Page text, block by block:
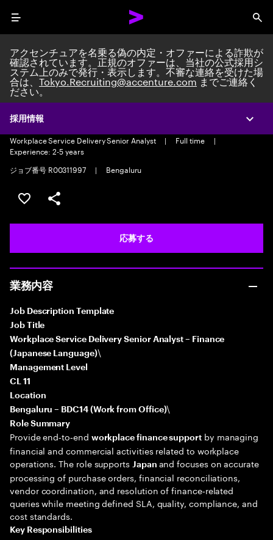
Menu
採用情報
アクセンチュアを名乗る偽の内定・オファーによる詐欺が
確認されています。正規のオファーは、当社の公式採用シ
ステム上のみで発行・表示します。不審な連絡を受けた場
合は、Tokyo.Recruiting@accenture.comまでご連絡く
ださい。
Workplace Service Delivery
Senior Analyst – Japanese
Workplace Service Delivery Senior Analyst | Full time
|
Experience: 2-5 years
ジョブ番号 R00311997
| Bengaluru
ポジションを保存する 【首都圏エリア】契約社員（給
シェア
応募する
業務内容
Job Description Template
Job Title
Workplace Service Delivery Senior Analyst – Finance
(Japanese Language)\
Management Level
CL 11
Location
Bengaluru – BDC14 (Work from Office)\
Role Summary
Provide end‑to‑end workplace finance supportby managing
financial and commercial activities related to workplace
operations. The role supports Japan and focuses on accurate
processing of purchase orders, financial reconciliations,
vendor coordination, and resolution of finance‑related
queries while meeting defined SLA, quality, compliance, and
cost standards.
Key Responsibilities